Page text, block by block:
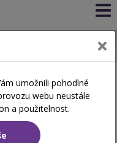
27. 04.
umožnili pohodlné
webu neustále
a použitelnost.